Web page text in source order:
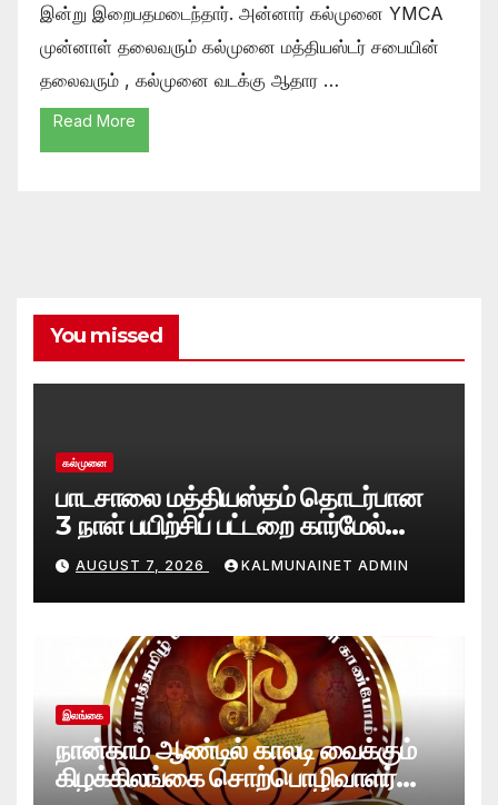
இன்று இறைபதமடைந்தார். அன்னார் கல்முனை YMCA
முன்னாள் தலைவரும் கல்முனை மத்தியஸ்டர் சபையின்
தலைவரும் , கல்முனை வடக்கு ஆதார …
Read More
You missed
கல்முனை
பாடசாலை மத்தியஸ்தம் தொடர்பான
3 நாள் பயிற்சிப் பட்டறை கார்மேல்
பற்றிமாவில் நிறைவு!முரண்பாடுகளைத்
தீர்க்கும் முறைகள் குறித்துத்
தெளிவூட்டல்
AUGUST 7, 2026 KALMUNAINET ADMIN
இலங்கை
நான்காம் ஆண்டில் காலடி வைக்கும்
கிழக்கிலங்கை சொற்பொழிவாளர்